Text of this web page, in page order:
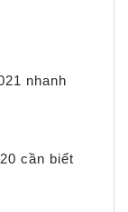
nhanh
cần biết